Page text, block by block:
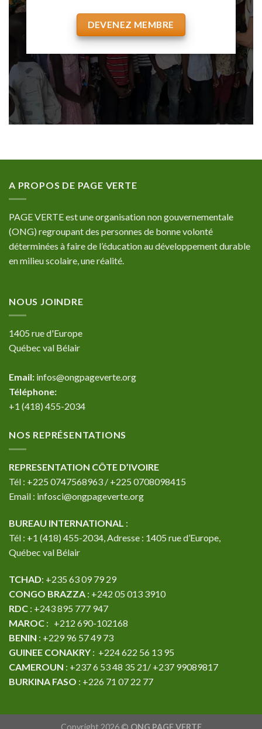
DEVENEZ MEMBRE
A PROPOS DE PAGE VERTE
PAGE VERTE est une organisation non gouvernementale
(ONG) regroupant des personnes de bonne volonté
déterminées à faire de l’éducation au développement durable
en milieu scolaire, une réalité.
NOUS JOINDRE
1405 rue d'Europe
Québec val Bélair
Email: infos@ongpageverte.org
Téléphone:
+1 (418) 455-2034
NOS REPRÉSENTATIONS
REPRESENTATION CÔTE D’IVOIRE
Tél : +225 0747568963 / +225 0708098415
Email : infosci@ongpageverte.org
BUREAU INTERNATIONAL :
Tél : +1 (418) 455-2034, Adresse : 1405 rue d’Europe,
Québec val Bélair
TCHAD: +235 63 09 79 29
CONGO BRAZZA : +242 05 013 3910
RDC : +243 895 777 947
MAROC : +212 690-102168
BENIN : +229 96 57 49 73
GUINEE CONAKRY : +224 622 56 13 95
CAMEROUN : +237 6 53 48 35 21/ +237 99089817
BURKINA FASO : +226 71 07 22 77